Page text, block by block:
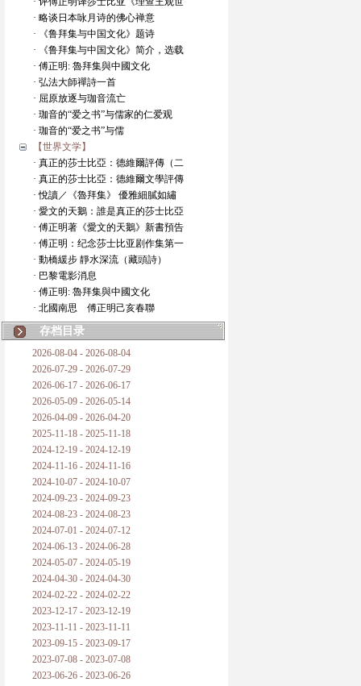
· 略谈日本咏月诗的佛心禅意
· 《鲁拜集与中国文化》题诗
· 《鲁拜集与中国文化》简介，选载
· 傅正明: 魯拜集與中國文化
· 弘法大師禪詩一首
· 屈原放逐与珈音流亡
· 珈音的“爱之书”与儒家的仁爱观
· 珈音的“爱之书”与儒
【世界文学】
· 真正的莎士比亞：德維爾評傳（二
· 真正的莎士比亞：德維爾文學評傳
· 悅讀／《魯拜集》 優雅細膩如繡
· 愛文的天鵝：誰是真正的莎士比亞
· 傅正明著《愛文的天鵝》新書預告
· 傅正明：纪念莎士比亚剧作集第一
· 動橋緩步 靜水深流（藏頭詩）
· 巴黎電影消息
· 傅正明: 魯拜集與中國文化
· 北國南思 傅正明己亥春聯
存档目录
2026-08-04 - 2026-08-04
2026-07-29 - 2026-07-29
2026-06-17 - 2026-06-17
2026-05-09 - 2026-05-14
2026-04-09 - 2026-04-20
2025-11-18 - 2025-11-18
2024-12-19 - 2024-12-19
2024-11-16 - 2024-11-16
2024-10-07 - 2024-10-07
2024-09-23 - 2024-09-23
2024-08-23 - 2024-08-23
2024-07-01 - 2024-07-12
2024-06-13 - 2024-06-28
2024-05-07 - 2024-05-19
2024-04-30 - 2024-04-30
2024-02-22 - 2024-02-22
2023-12-17 - 2023-12-19
2023-11-11 - 2023-11-11
2023-09-15 - 2023-09-17
2023-07-08 - 2023-07-08
2023-06-26 - 2023-06-26